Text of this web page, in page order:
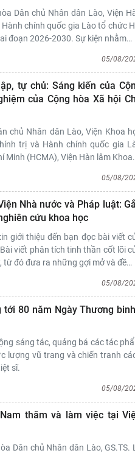
Dân chủ Nhân dân Lào, Viện
chính quốc gia Lào tổ chức
đoạn 2026-2030. Sự kiện nhằm…
05/08/
tự chủ: Sáng kiến của
của Cộng hòa Xã hội
chủ Nhân dân Lào, Viện Khoa
trị và Hành chính quốc gia
Minh (HCMA), Viện Hàn lâm Khoa
05/08/
Nhà nước và Pháp luật:
cứu khoa học
giới thiệu đến bạn đọc bài viết
viết phân tích tinh thần cốt lõi
từ đó đưa ra những gợi mở và đề…
05/08/
80 năm Ngày Thương
sáng tác, quảng bá các tác
lượng vũ trang và chiến tranh
sĩ.
05/08/
thăm và làm việc tại
Dân chủ Nhân dân Lào, GS.TS.